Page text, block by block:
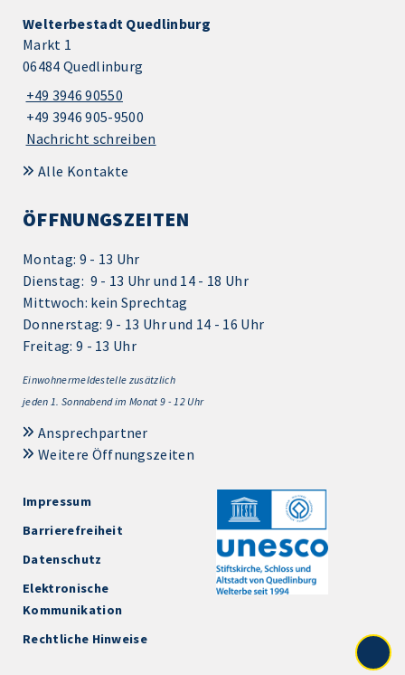
Welterbestadt Quedlinburg
Markt 1
06484 Quedlinburg
+49 3946 90550
+49 3946 905-9500
Nachricht schreiben
Alle Kontakte
ÖFFNUNGSZEITEN
Montag: 9 - 13 Uhr
Dienstag: 9 - 13 Uhr und 14 - 18 Uhr
Mittwoch: kein Sprechtag
Donnerstag: 9 - 13 Uhr und 14 - 16 Uhr
Freitag: 9 - 13 Uhr
Einwohnermeldestelle zusätzlich
jeden 1. Sonnabend im Monat 9 - 12 Uhr
Ansprechpartner
Weitere Öffnungszeiten
Impressum
Barrierefreiheit
Datenschutz
Elektronische
Kommunikation
Rechtliche Hinweise